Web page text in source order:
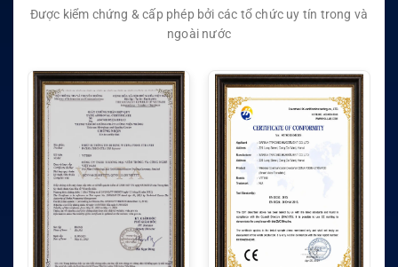
Được kiểm chứng & cấp phép bởi các tổ chức uy tín trong và
ngoài nước